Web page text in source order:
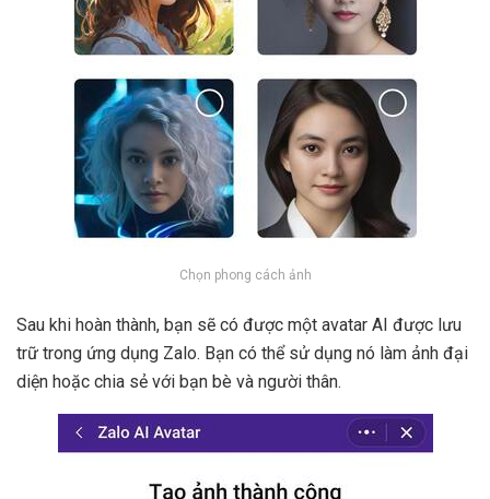
Chọn phong cách ảnh
Sau khi hoàn thành, bạn sẽ có được một avatar AI được lưu
trữ trong ứng dụng Zalo. Bạn có thể sử dụng nó làm ảnh đại
diện hoặc chia sẻ với bạn bè và người thân.